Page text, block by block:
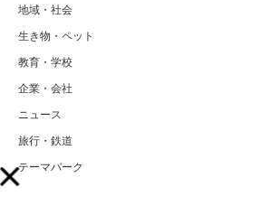
地域・社会
生き物・ペット
教育・学校
企業・会社
ニュース
旅行・鉄道
テーマパーク